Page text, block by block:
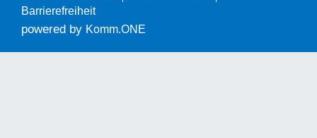
Barrierefreiheit
powered by Komm.ONE